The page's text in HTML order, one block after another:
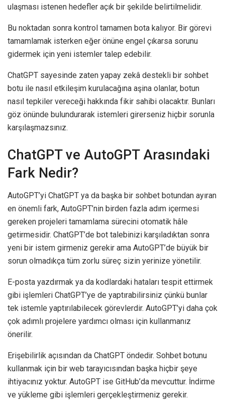
ulaşması istenen hedefler açık bir şekilde belirtilmelidir.
Bu noktadan sonra kontrol tamamen bota kalıyor. Bir görevi
tamamlamak isterken eğer önüne engel çıkarsa sorunu
gidermek için yeni istemler talep edebilir.
ChatGPT sayesinde zaten yapay zekâ destekli bir sohbet
botu ile nasıl etkileşim kurulacağına aşina olanlar, botun
nasıl tepkiler vereceği hakkında fikir sahibi olacaktır. Bunları
göz önünde bulundurarak istemleri girerseniz hiçbir sorunla
karşılaşmazsınız.
ChatGPT ve AutoGPT Arasındaki
Fark Nedir?
AutoGPT’yi ChatGPT ya da başka bir sohbet botundan ayıran
en önemli fark, AutoGPT’nin birden fazla adım içermesi
gereken projeleri tamamlama sürecini otomatik hâle
getirmesidir. ChatGPT’de bot talebinizi karşıladıktan sonra
yeni bir istem girmeniz gerekir ama AutoGPT’de büyük bir
sorun olmadıkça tüm zorlu süreç sizin yerinize yönetilir.
E-posta yazdırmak ya da kodlardaki hataları tespit ettirmek
gibi işlemleri ChatGPT’ye de yaptırabilirsiniz çünkü bunlar
tek istemle yaptırılabilecek görevlerdir. AutoGPT’yi daha çok
çok adımlı projelere yardımcı olması için kullanmanız
önerilir.
Erişebilirlik açısından da ChatGPT öndedir. Sohbet botunu
kullanmak için bir web tarayıcısından başka hiçbir şeye
ihtiyacınız yoktur. AutoGPT ise GitHub’da mevcuttur. İndirme
ve yükleme gibi işlemleri gerçekleştirmeniz gerekir.